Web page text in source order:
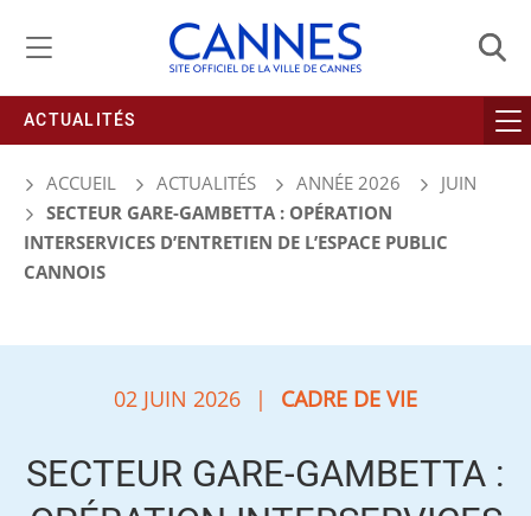
ACTUALITÉS
ACCUEIL ACTUALITÉS ANNÉE 2026
JUIN
SECTEUR GARE-GAMBETTA : OPÉRATION
INTERSERVICES D’ENTRETIEN DE L’ESPACE PUBLIC
CANNOIS
02 JUIN 2026 | CADRE DE VIE
SECTEUR GARE-GAMBETTA :